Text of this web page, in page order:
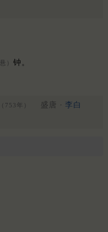
） 钟。
（753年） 盛唐 · 李白